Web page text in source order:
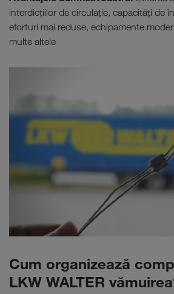
interdicţiilor de circulaţie, capacităţi de
eforturi mai reduse, echipamente
multe altele
Cum organizează
LKW WALTER